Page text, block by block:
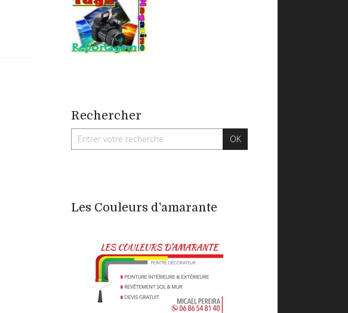
Rechercher
Les Couleurs d'amarante